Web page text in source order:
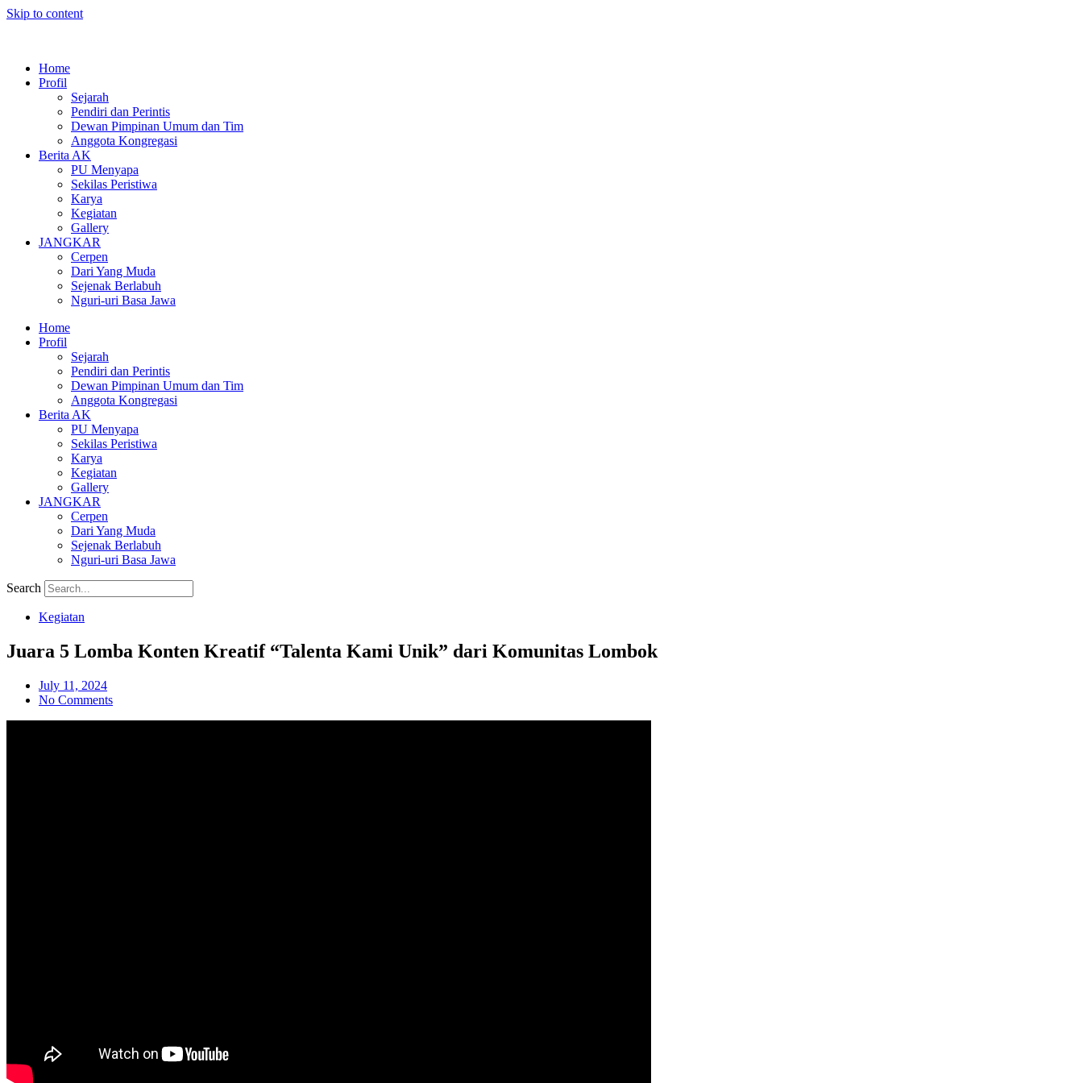
Skip to content
Home
Profil
Sejarah
Pendiri dan Perintis
Dewan Pimpinan Umum dan Tim
Anggota Kongregasi
Berita AK
PU Menyapa
Sekilas Peristiwa
Karya
Kegiatan
Gallery
JANGKAR
Cerpen
Dari Yang Muda
Sejenak Berlabuh
Nguri-uri Basa Jawa
Home
Profil
Sejarah
Pendiri dan Perintis
Dewan Pimpinan Umum dan Tim
Anggota Kongregasi
Berita AK
PU Menyapa
Sekilas Peristiwa
Karya
Kegiatan
Gallery
JANGKAR
Cerpen
Dari Yang Muda
Sejenak Berlabuh
Nguri-uri Basa Jawa
Search
Kegiatan
Juara 5 Lomba Konten Kreatif “Talenta Kami Unik” dari Komunitas Lombok
July 11, 2024
No Comments